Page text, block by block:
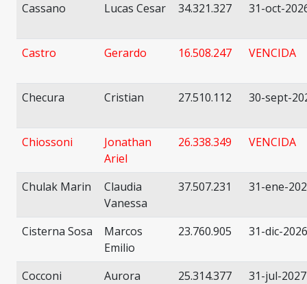
Cassano Lucas Cesar 34.321.327 31-oct-
Castro Gerardo 16.508.247 VENCIDA
Checura Cristian 27.510.112 30-sept-
Chiossoni
Jonathan
Ariel
26.338.349 VENCIDA
Chulak Marin
Claudia
Vanessa
37.507.231 31-ene-
Cisterna Sosa
Marcos
Emilio
23.760.905 31-dic-2026
Cocconi Aurora 25.314.377 31-jul-2027